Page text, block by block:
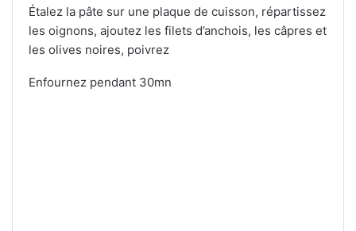
Étalez la pâte sur une plaque de cuisson, répartissez
les oignons, ajoutez les filets d’anchois, les câpres et
les olives noires, poivrez
Enfournez pendant 30mn